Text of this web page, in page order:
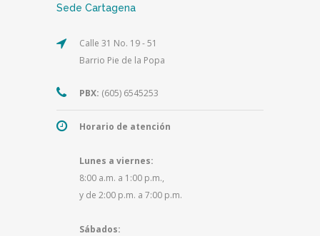
Sede Cartagena
Calle 31 No. 19 - 51
Barrio Pie de la Popa
PBX: (605) 6545253
Horario de atención
Lunes a viernes:
8:00 a.m. a 1:00 p.m.,
y de 2:00 p.m. a 7:00 p.m.
Sábados: